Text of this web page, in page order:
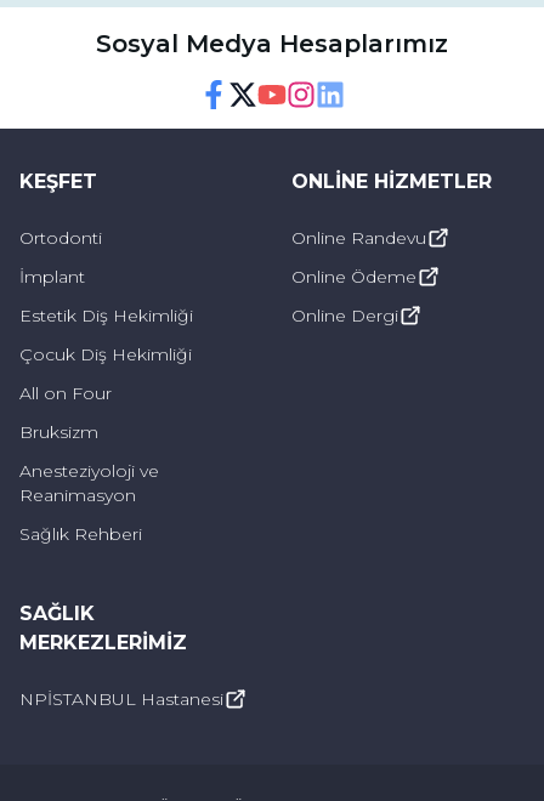
Sosyal Medya Hesaplarımız
KEŞFET
Ortodonti
İmplant
Estetik Diş Hekimliği
Çocuk Diş Hekimliği
All on Four
Bruksizm
Anesteziyoloji ve
Reanimasyon
Sağlık Rehberi
ONLINE HIZMETLER
Online Randevu
Online Ödeme
Online Dergi
SAĞLIK
MERKEZLERIMIZ
NPİSTANBUL Hastanesi